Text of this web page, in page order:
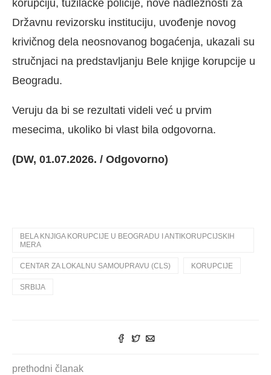
korupciju, tužilačke policije, nove nadležnosti za
Državnu revizorsku instituciju, uvođenje novog
krivičnog dela neosnovanog bogaćenja, ukazali su
stručnjaci na predstavljanju Bele knjige korupcije u
Beogradu.
Veruju da bi se rezultati videli već u prvim
mesecima, ukoliko bi vlast bila odgovorna.
(DW, 01.07.2026. / Odgovorno)
BELA KNJIGA KORUPCIJE U BEOGRADU I ANTIKORUPCIJSKIH
MERA
CENTAR ZA LOKALNU SAMOUPRAVU (CLS) KORUPCIJE
SRBIJA
prethodni članak